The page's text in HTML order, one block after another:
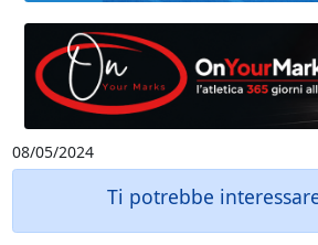
08/05/2024
Ti potrebbe